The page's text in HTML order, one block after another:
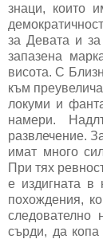
знаци, които
за Девата и
запазена
висота. С
към
локуми и
намери.
развлечение.
имат много
При тях
е издигната в
похождения,
следователно
сърди, да